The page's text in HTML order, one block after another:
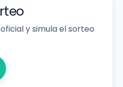
y simula el sorteo